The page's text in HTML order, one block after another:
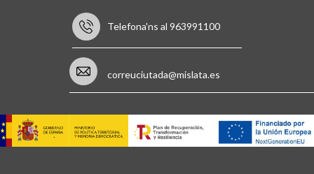
Telefona'ns al 963991100
correuciutada@mislata.es